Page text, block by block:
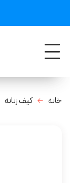
خانه کیف زنانه